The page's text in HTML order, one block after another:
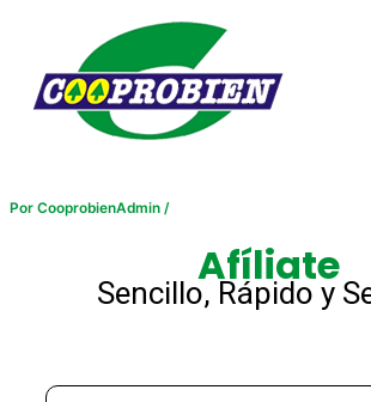
contenido
Por CooprobienAdmin /
Afíliate
Sencillo, Rápido y
entradas